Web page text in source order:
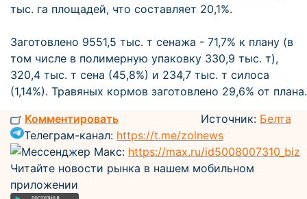
тыс. га площадей, что составляет 20,1%.
Заготовлено 9551,5 тыс. т сенажа - 71,7% к плану (в
том числе в полимерную упаковку 330,9 тыс. т),
320,4 тыс. т сена (45,8%) и 234,7 тыс. т силоса
(1,14%). Травяных кормов заготовлено 29,6% от плана.
Комментировать
Источник: Белта
Телеграм-канал: https://t.me/zolnews
Мессенджер Макс: https://max.ru/id5008007310_biz
Читайте новости рынка в нашем мобильном
приложении